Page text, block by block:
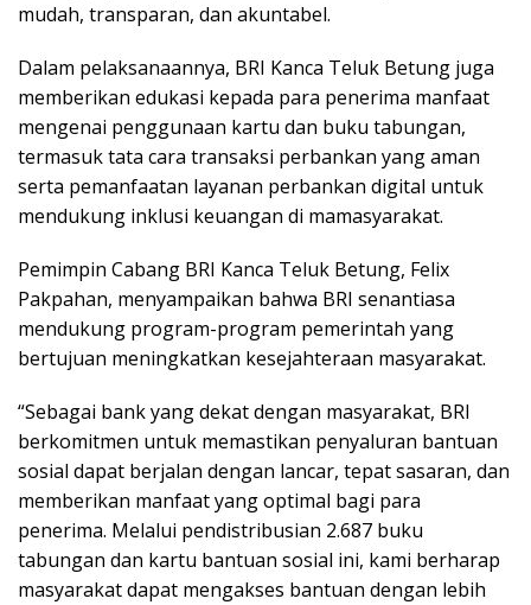
mudah, transparan, dan akuntabel.
Dalam pelaksanaannya, BRI Kanca Teluk Betung juga
memberikan edukasi kepada para penerima manfaat
mengenai penggunaan kartu dan buku tabungan,
termasuk tata cara transaksi perbankan yang aman
serta pemanfaatan layanan perbankan digital untuk
mendukung inklusi keuangan di mamasyarakat.
Pemimpin Cabang BRI Kanca Teluk Betung, Felix
Pakpahan, menyampaikan bahwa BRI senantiasa
mendukung program-program pemerintah yang
bertujuan meningkatkan kesejahteraan masyarakat.
“Sebagai bank yang dekat dengan masyarakat, BRI
berkomitmen untuk memastikan penyaluran bantuan
sosial dapat berjalan dengan lancar, tepat sasaran, dan
memberikan manfaat yang optimal bagi para
penerima. Melalui pendistribusian 2.687 buku
tabungan dan kartu bantuan sosial ini, kami berharap
masyarakat dapat mengakses bantuan dengan lebih